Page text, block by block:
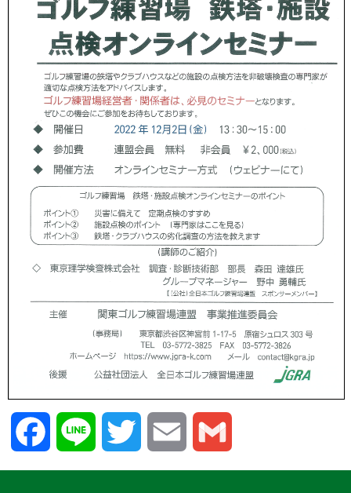
FacebookLine Twitter Email